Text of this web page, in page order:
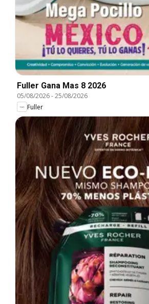
Fuller Gana Mas 8 2026
05/08/2026-25/08/2026
Fuller